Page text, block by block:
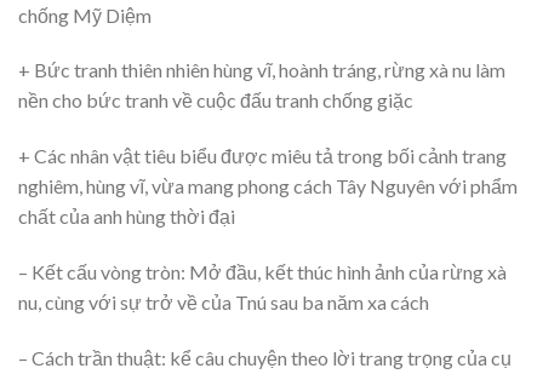
chống Mỹ Diệm
+ Bức tranh thiên nhiên hùng vĩ, hoành tráng, rừng xà nu làm
nền cho bức tranh về cuộc đấu tranh chống giặc
+ Các nhân vật tiêu biểu được miêu tả trong bối cảnh trang
nghiêm, hùng vĩ, vừa mang phong cách Tây Nguyên với phẩm
chất của anh hùng thời đại
– Kết cấu vòng tròn: Mở đầu, kết thúc hình ảnh của rừng xà
nu, cùng với sự trở về của Tnú sau ba năm xa cách
– Cách trần thuật: kể câu chuyện theo lời trang trọng của cụ